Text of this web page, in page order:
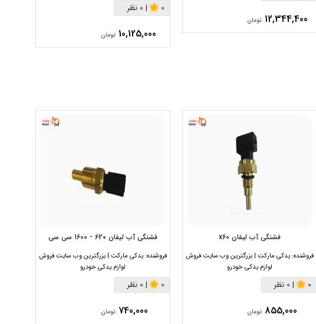
12,344,400 تومان
0
| 0 نظر
10,125,000 تومان
فشنگی آب لیفان x60
فروشنده: یدکی مارکت | بزرگترین وب سایت فروش
لوازم یدکی خودرو
0
| 0 نظر
855,000 تومان
فشنگی آب لیفان 620 - 1600 سی سی
فروشنده: یدکی مارکت | بزرگترین وب سایت فروش
لوازم یدکی خودرو
0
| 0 نظر
740,000 تومان